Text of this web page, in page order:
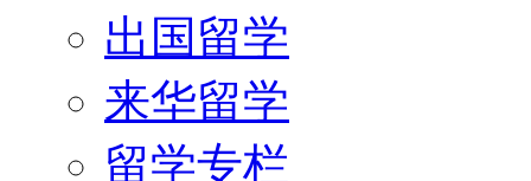
出国留学
来华留学
留学专栏